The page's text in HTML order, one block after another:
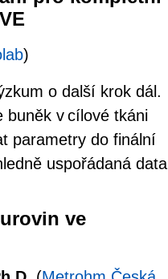
)
o další krok dál.
v cílové tkáni
parametry do finální
uspořádaná data
ve